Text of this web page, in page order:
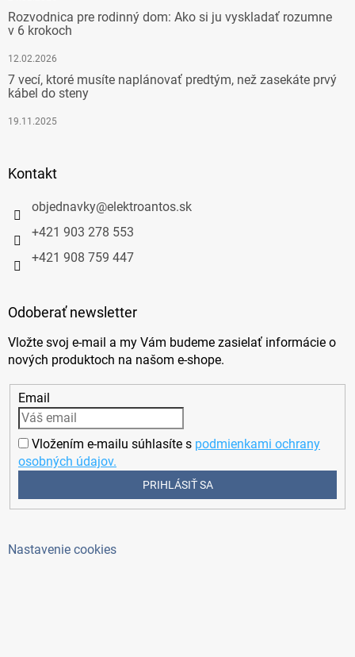
Rozvodnica pre rodinný dom: Ako si ju vyskladať rozumne
v 6 krokoch
12.02.2026
7 vecí, ktoré musíte naplánovať predtým, než zasekáte prvý
kábel do steny
19.11.2025
Kontakt
objednavky@elektroantos.sk
+421 903 278 553
+421 908 759 447
Odoberať newsletter
Vložte svoj e-mail a my Vám budeme zasielať informácie o
nových produktoch na našom e-shope.
Email
Vložením e-mailu súhlasíte s podmienkami ochrany
osobných údajov.
PRIHLÁSIŤ SA
Nastavenie cookies